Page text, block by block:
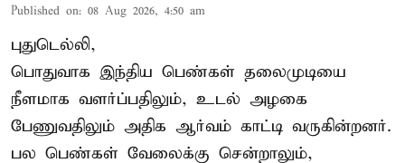
Published on: 08 Aug 2026, 4:50 am
புதுடெல்லி,
பொதுவாக இந்திய பெண்கள் தலைமுடியை
நீளமாக வளர்ப்பதிலும், உடல் அழகை
பேணுவதிலும் அதிக ஆர்வம் காட்டி வருகின்றனர்.
பல பெண்கள் வேலைக்கு சென்றாலும்,